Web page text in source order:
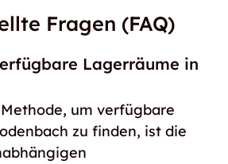
Fragen (FAQ)
Lagerräume in
um verfügbare
zu finden, ist die